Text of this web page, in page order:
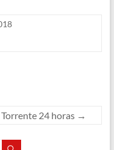
24 horas →